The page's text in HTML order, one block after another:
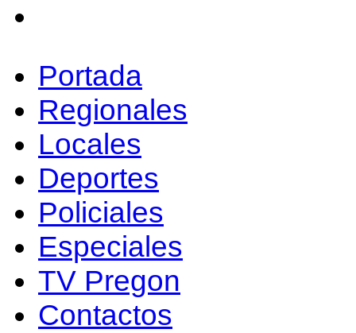
Portada
Regionales
Locales
Deportes
Policiales
Especiales
TV Pregon
Contactos